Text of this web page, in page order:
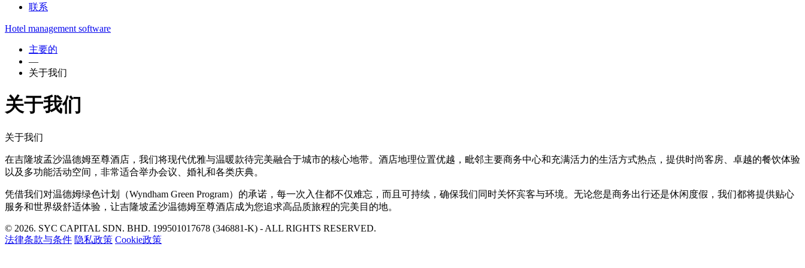
联系
Hotel management software
主要的
—
关于我们
关于我们
关于我们
在吉隆坡孟沙温德姆至尊酒店，我们将现代优雅与温暖款待完美融合于城市的核心地带。酒店地理位置优越，毗邻主要商务中心和充满活力的生活方式热点，提供时尚客房、卓越的餐饮体验
以及多功能活动空间，非常适合举办会议、婚礼和各类庆典。
凭借我们对温德姆绿色计划（Wyndham Green Program）的承诺，每一次入住都不仅难忘，而且可持续，确保我们同时关怀宾客与环境。无论您是商务出行还是休闲度假，我们都将提供贴心
服务和世界级舒适体验，让吉隆坡孟沙温德姆至尊酒店成为您追求高品质旅程的完美目的地。
© 2026. SYC CAPITAL SDN. BHD. 199501017678 (346881-K) - ALL RIGHTS RESERVED.
法律条款与条件 隐私政策 Cookie政策